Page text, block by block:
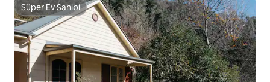
Süper Ev Sahibi
Süper Ev Sahibi